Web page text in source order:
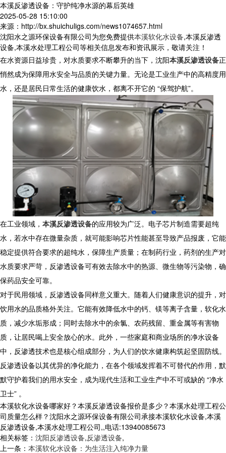
本溪反渗透设备：守护纯净水源的幕后英雄
2025-05-28 15:10:00
来源：http://bx.shuichuligs.com/news1074657.html
沈阳水之源环保设备有限公司为您免费提供本溪软化水设备,本溪反渗透
设备,本溪水处理工程公司等相关信息发布和资讯展示，敬请关注！
在水资源日益珍贵，对水质要求不断攀升的当下，沈阳本溪反渗透设备正
悄然成为保障用水安全与品质的关键力量。无论是工业生产中的高精度用
水，还是居民日常生活的健康饮水，都离不开它的 “保驾护航”。
在工业领域， 本溪反渗透设备的应用较为广泛。电子芯片制造需要超纯
水，若水中存在微量杂质，就可能影响芯片性能甚至导致产品报废，它能
稳定提供符合要求的超纯水，保障生产质量；在制药行业，药剂的生产对
水质要求严苛，反渗透设备可有效去除水中的热源、微生物等污染物，确
保药品安全可靠。
对于民用领域，反渗透设备同样意义重大。随着人们健康意识的提升，对
饮用水的品质格外关注。它能有效降低水中的钙、镁等离子含量，软化水
质，减少水垢形成；同时去除水中的余氯、农药残留、重金属等有害物
质，让居民喝上安全放心的水。此外，一些家庭和商业场所的净水设备
中，反渗透技术也是核心组成部分，为人们的饮水健康构筑起坚固防线。
反渗透设备以其优异的净化能力，在各个领域发挥着不可替代的作用，默
默守护着我们的用水安全，成为现代生活和工业生产中不可或缺的 “净水
卫士” 。
本溪软化水设备哪家好？本溪反渗透设备报价是多少？本溪水处理工程公
司质量怎么样？沈阳水之源环保设备有限公司承接本溪软化水设备,本溪
反渗透设备,本溪水处理工程公司,,电话:13940085673
相关标签： 沈阳反渗透设备,反渗透设备,
上一条： 本溪软化水设备：为生活注入纯净力量